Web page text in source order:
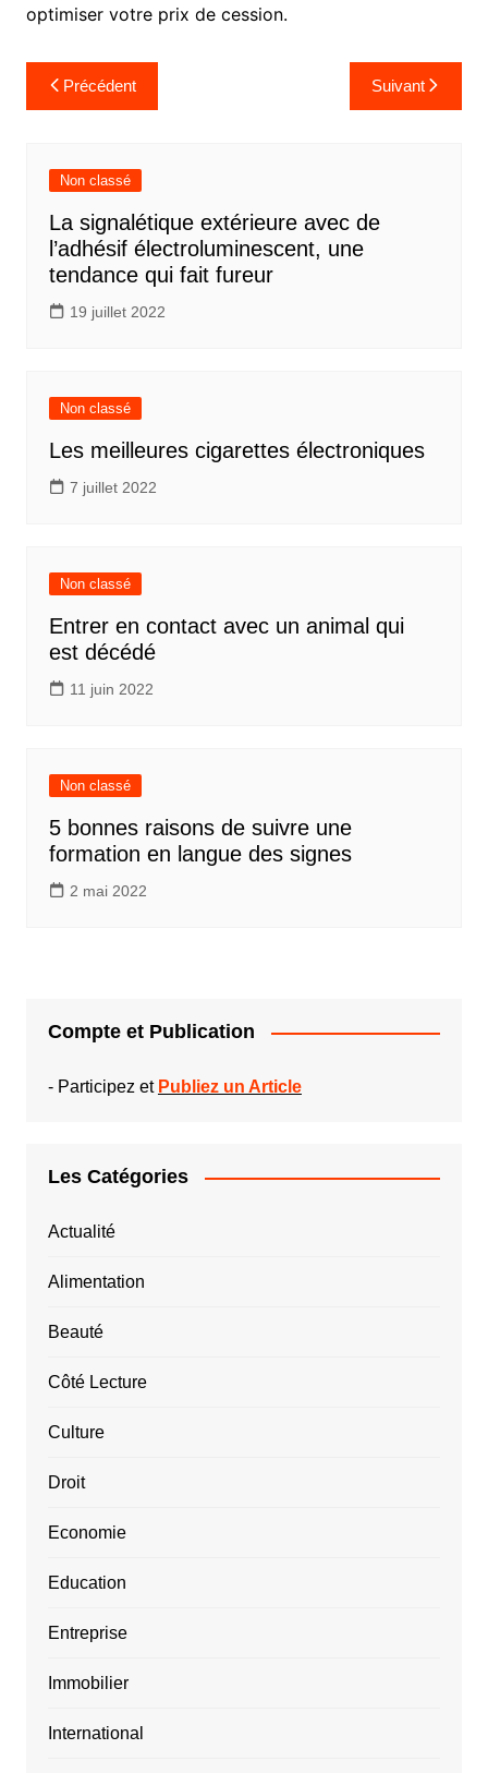
optimiser votre prix de cession.
Navigation
de
Précédent Suivant
Non classé
La signalétique extérieure avec de
l’adhésif électroluminescent, une
tendance qui fait fureur
19 juillet 2022
Non classé
Les meilleures cigarettes électroniques
7 juillet 2022
Non classé
Entrer en contact avec un animal qui
est décédé
11 juin 2022
Non classé
5 bonnes raisons de suivre une
formation en langue des signes
2 mai 2022
Compte et Publication
- Participez et Publiez un Article
Les Catégories
Actualité
Alimentation
Beauté
Côté Lecture
Culture
Droit
Economie
Education
Entreprise
Immobilier
International